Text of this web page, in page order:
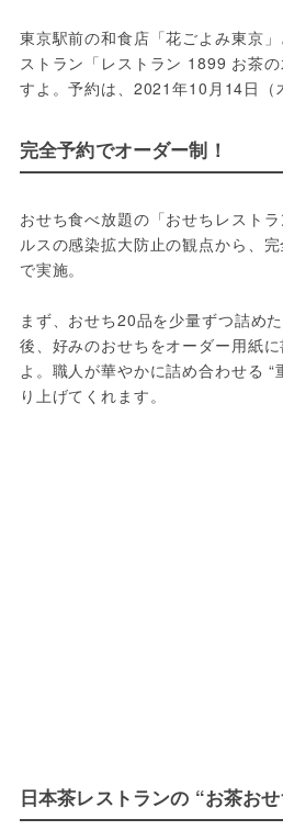
東京駅前の和食店「花ごよみ東京
ストラン「レストラン 1899 お茶
すよ。予約は、2021年10月14日（
完全予約でオーダー制！
おせち食べ放題の「おせちレスト
ルスの感染拡大防止の観点から、
で実施。
まず、おせち20品を少量ずつ詰め
後、好みのおせちをオーダー用紙
よ。職人が華やかに詰め合わせる “
り上げてくれます。
日本茶レストランの “お茶お